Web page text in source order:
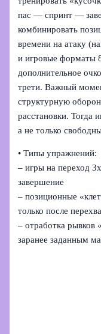
пас — спринт —
комбинировать
времени на атаку
и игровые форматы
дополнительное
трети. Важный
структурную
расстановки. Тогда
а не только
• Типы упражнений:
– игры на переход
завершение
– позиционные
только после
– отработка рывков
заранее заданным